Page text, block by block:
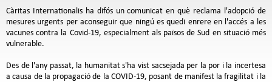
Càritas Internationalis ha difós un comunicat en què reclama l'adopció de
mesures urgents per aconseguir que ningú es quedi enrere en l'accés a les
vacunes contra la Covid-19, especialment als països de Sud en situació més
vulnerable.
Des de l'any passat, la humanitat s'ha vist sacsejada per la por i la incertesa
a causa de la propagació de la COVID-19, posant de manifest la fragilitat i la